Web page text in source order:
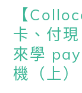
【
卡、付
來學
機（上）